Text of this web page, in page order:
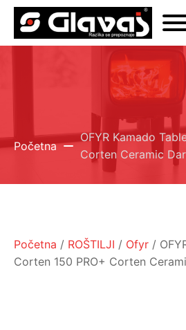
Početna
OFYR Kamado
Corten Ceramic
Početna / ROŠTILJI / Ofyr /
Corten 150 PRO+ Corten